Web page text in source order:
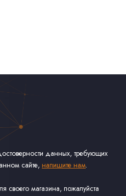
данных, требующих
сайте, напишите нам.
своего магазина, пожалуйста